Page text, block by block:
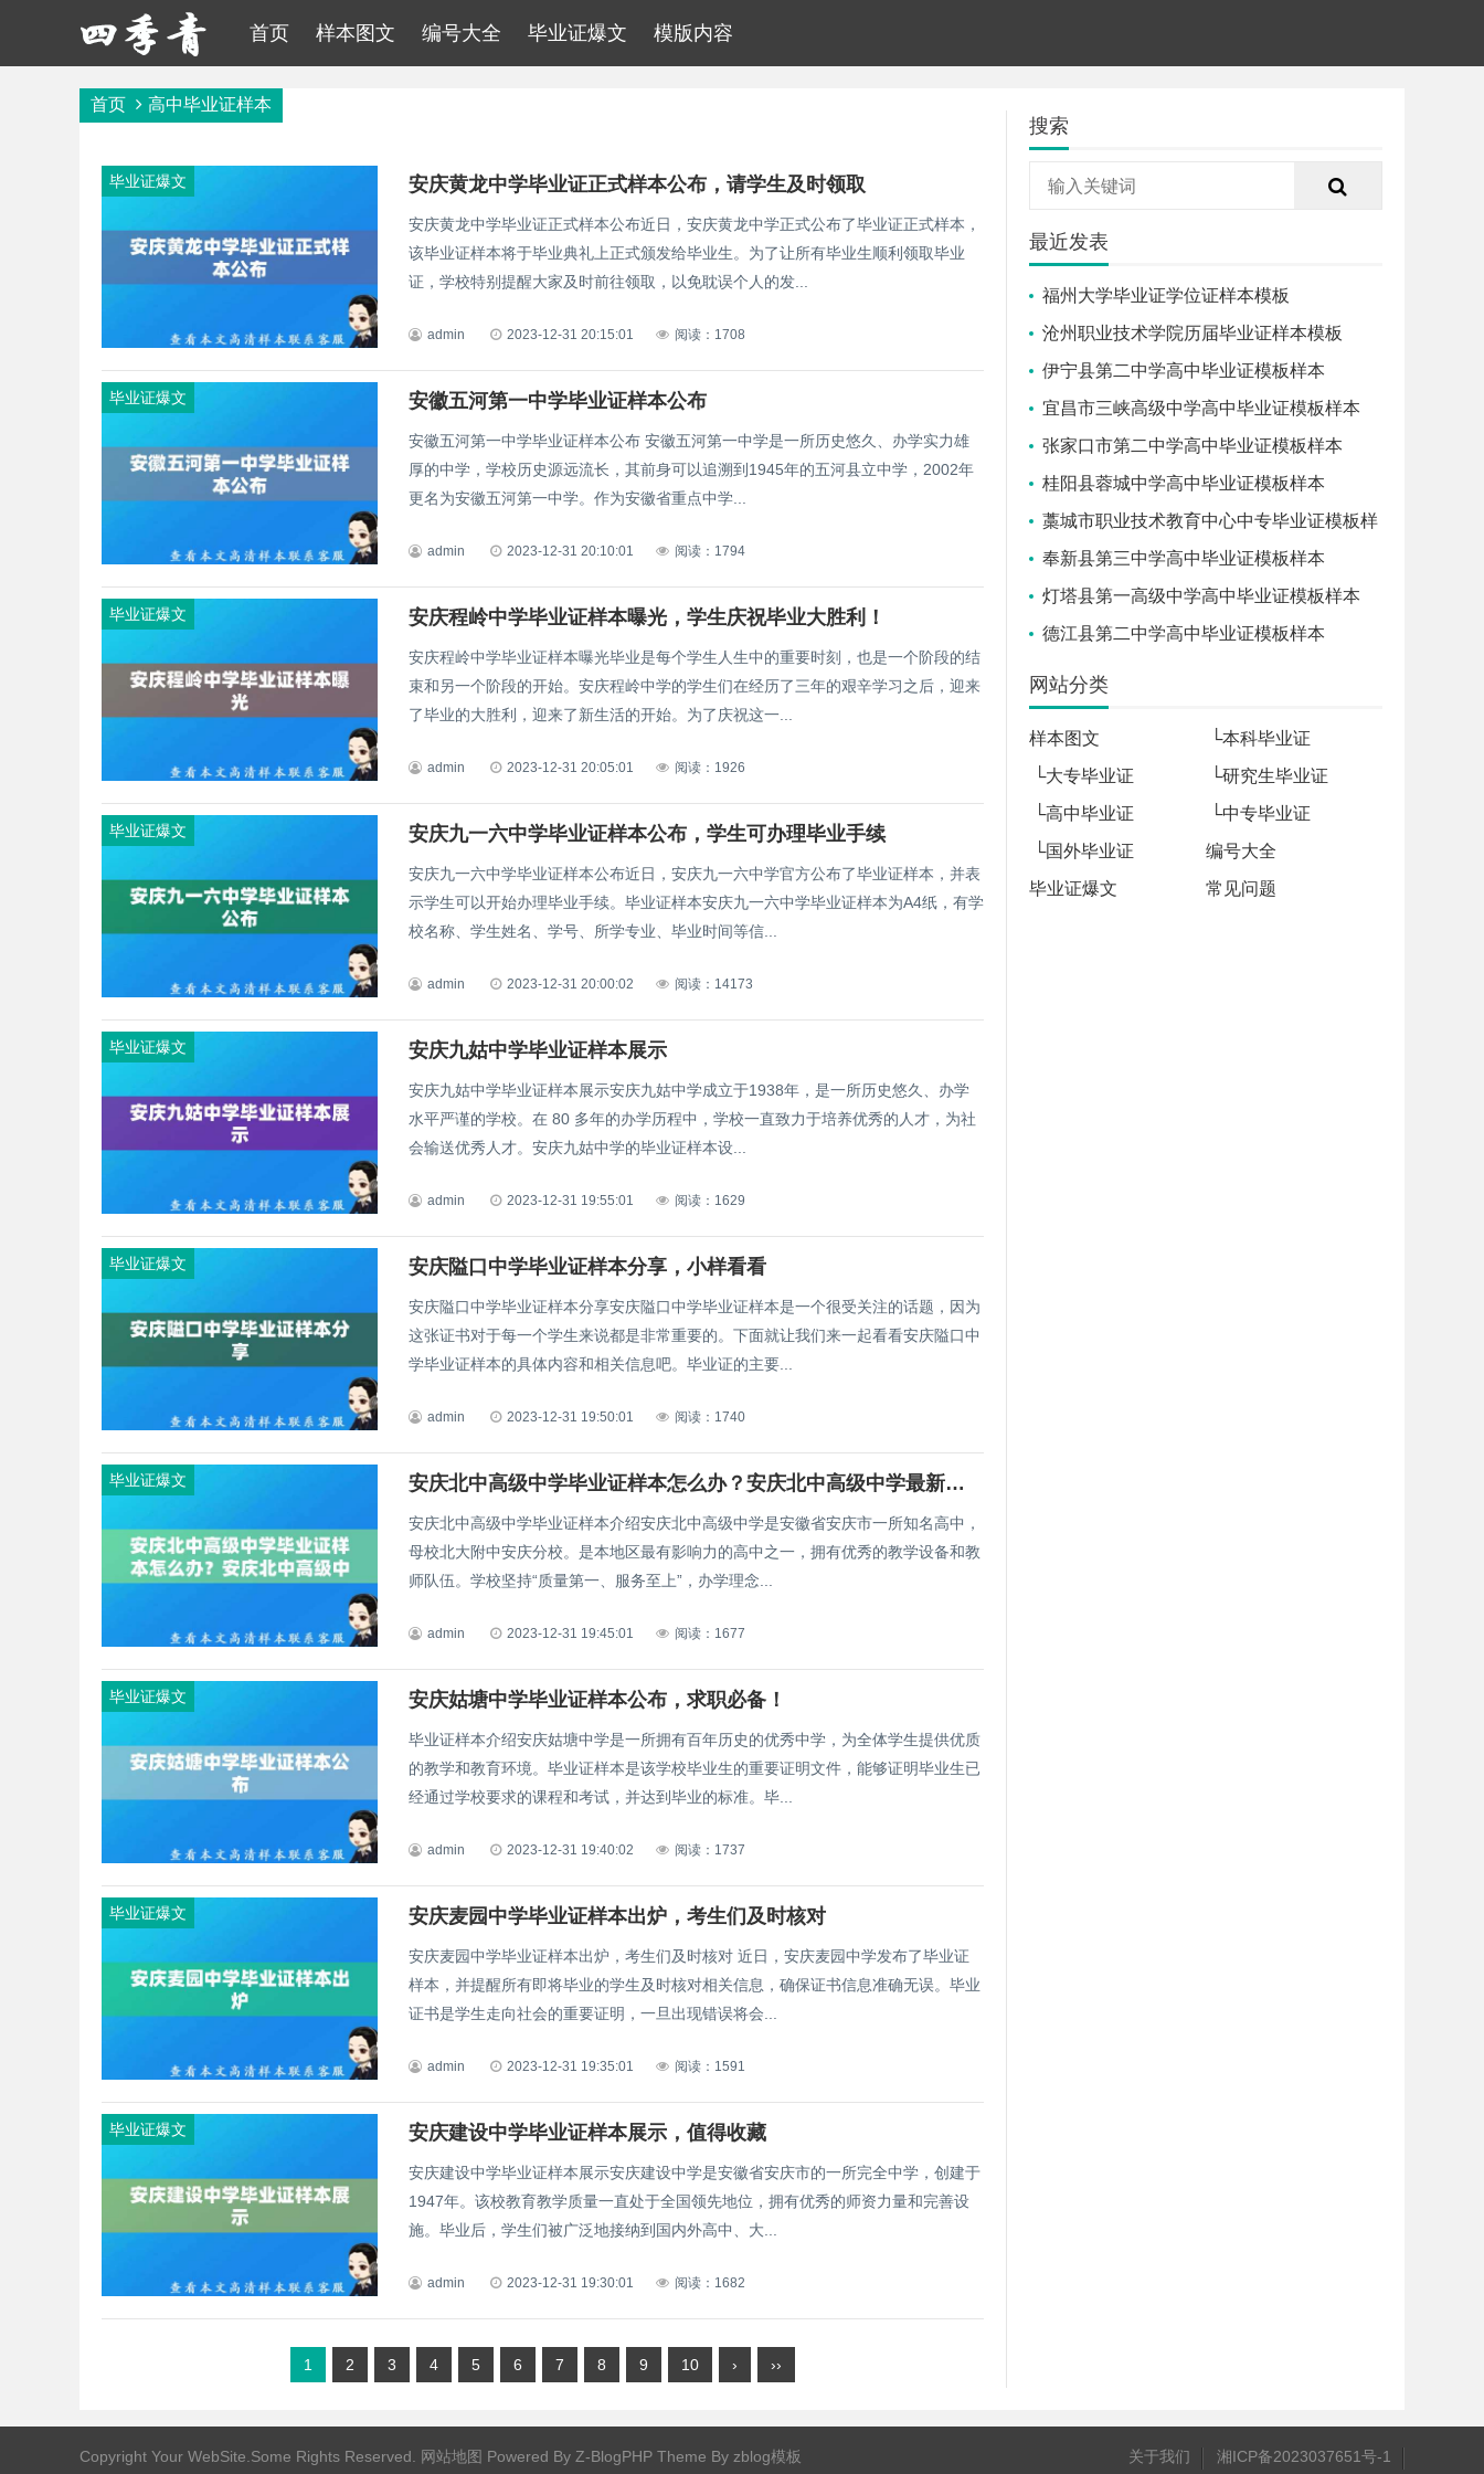
首页 样本图文 编号大全 毕业证爆文 模版内容
首页 高中毕业证样本
毕业证爆文 安庆黄龙中学毕业证正式样本公布，请学生及时领取
安庆黄龙中学毕业证正式样本公布近日，安庆黄龙中学正式公布了毕业证正式样本，
该毕业证样本将于毕业典礼上正式颁发给毕业生。为了让所有毕业生顺利领取毕业
证，学校特别提醒大家及时前往领取，以免耽误个人的发...
admin 2023-12-31 20:15:01 阅读：1708
毕业证爆文 安徽五河第一中学毕业证样本公布
安徽五河第一中学毕业证样本公布 安徽五河第一中学是一所历史悠久、办学实力雄
厚的中学，学校历史源远流长，其前身可以追溯到1945年的五河县立中学，2002年
更名为安徽五河第一中学。作为安徽省重点中学...
admin 2023-12-31 20:10:01 阅读：1794
毕业证爆文 安庆程岭中学毕业证样本曝光，学生庆祝毕业大胜利！
安庆程岭中学毕业证样本曝光毕业是每个学生人生中的重要时刻，也是一个阶段的结
束和另一个阶段的开始。安庆程岭中学的学生们在经历了三年的艰辛学习之后，迎来
了毕业的大胜利，迎来了新生活的开始。为了庆祝这一...
admin 2023-12-31 20:05:01 阅读：1926
毕业证爆文 安庆九一六中学毕业证样本公布，学生可办理毕业手续
安庆九一六中学毕业证样本公布近日，安庆九一六中学官方公布了毕业证样本，并表
示学生可以开始办理毕业手续。毕业证样本安庆九一六中学毕业证样本为A4纸，有学
校名称、学生姓名、学号、所学专业、毕业时间等信...
admin 2023-12-31 20:00:02 阅读：14173
毕业证爆文 安庆九姑中学毕业证样本展示
安庆九姑中学毕业证样本展示安庆九姑中学成立于1938年，是一所历史悠久、办学
水平严谨的学校。在 80 多年的办学历程中，学校一直致力于培养优秀的人才，为社
会输送优秀人才。安庆九姑中学的毕业证样本设...
admin 2023-12-31 19:55:01 阅读：1629
毕业证爆文 安庆隘口中学毕业证样本分享，小样看看
安庆隘口中学毕业证样本分享安庆隘口中学毕业证样本是一个很受关注的话题，因为
这张证书对于每一个学生来说都是非常重要的。下面就让我们来一起看看安庆隘口中
学毕业证样本的具体内容和相关信息吧。毕业证的主要...
admin 2023-12-31 19:50:01 阅读：1740
毕业证爆文 安庆北中高级中学毕业证样本怎么办？安庆北中高级中学最新毕业证样本来了！
安庆北中高级中学毕业证样本介绍安庆北中高级中学是安徽省安庆市一所知名高中，
母校北大附中安庆分校。是本地区最有影响力的高中之一，拥有优秀的教学设备和教
师队伍。学校坚持“质量第一、服务至上”，办学理念...
admin 2023-12-31 19:45:01 阅读：1677
毕业证爆文 安庆姑塘中学毕业证样本公布，求职必备！
毕业证样本介绍安庆姑塘中学是一所拥有百年历史的优秀中学，为全体学生提供优质
的教学和教育环境。毕业证样本是该学校毕业生的重要证明文件，能够证明毕业生已
经通过学校要求的课程和考试，并达到毕业的标准。毕...
admin 2023-12-31 19:40:02 阅读：1737
毕业证爆文 安庆麦园中学毕业证样本出炉，考生们及时核对
安庆麦园中学毕业证样本出炉，考生们及时核对 近日，安庆麦园中学发布了毕业证
样本，并提醒所有即将毕业的学生及时核对相关信息，确保证书信息准确无误。毕业
证书是学生走向社会的重要证明，一旦出现错误将会...
admin 2023-12-31 19:35:01 阅读：1591
毕业证爆文 安庆建设中学毕业证样本展示，值得收藏
安庆建设中学毕业证样本展示安庆建设中学是安徽省安庆市的一所完全中学，创建于
1947年。该校教育教学质量一直处于全国领先地位，拥有优秀的师资力量和完善设
施。毕业后，学生们被广泛地接纳到国内外高中、大...
admin 2023-12-31 19:30:01 阅读：1682
1 2 3 4 5 6 7 8 9 10 › ››
搜索
最近发表
福州大学毕业证学位证样本模板
沧州职业技术学院历届毕业证样本模板
伊宁县第二中学高中毕业证模板样本
宜昌市三峡高级中学高中毕业证模板样本
张家口市第二中学高中毕业证模板样本
桂阳县蓉城中学高中毕业证模板样本
藁城市职业技术教育中心中专毕业证模板样
本奉新县第三中学高中毕业证模板样本
灯塔县第一高级中学高中毕业证模板样本
德江县第二中学高中毕业证模板样本
网站分类
样本图文 └本科毕业证
└大专毕业证 └研究生毕业证
└高中毕业证 └中专毕业证
└国外毕业证
编号大全
毕业证爆文
常见问题
关于我们 湘ICP备2023037651号-1
Copyright Your WebSite.Some Rights Reserved. 网站地图 Powered By Z-BlogPHP Theme By zblog模板